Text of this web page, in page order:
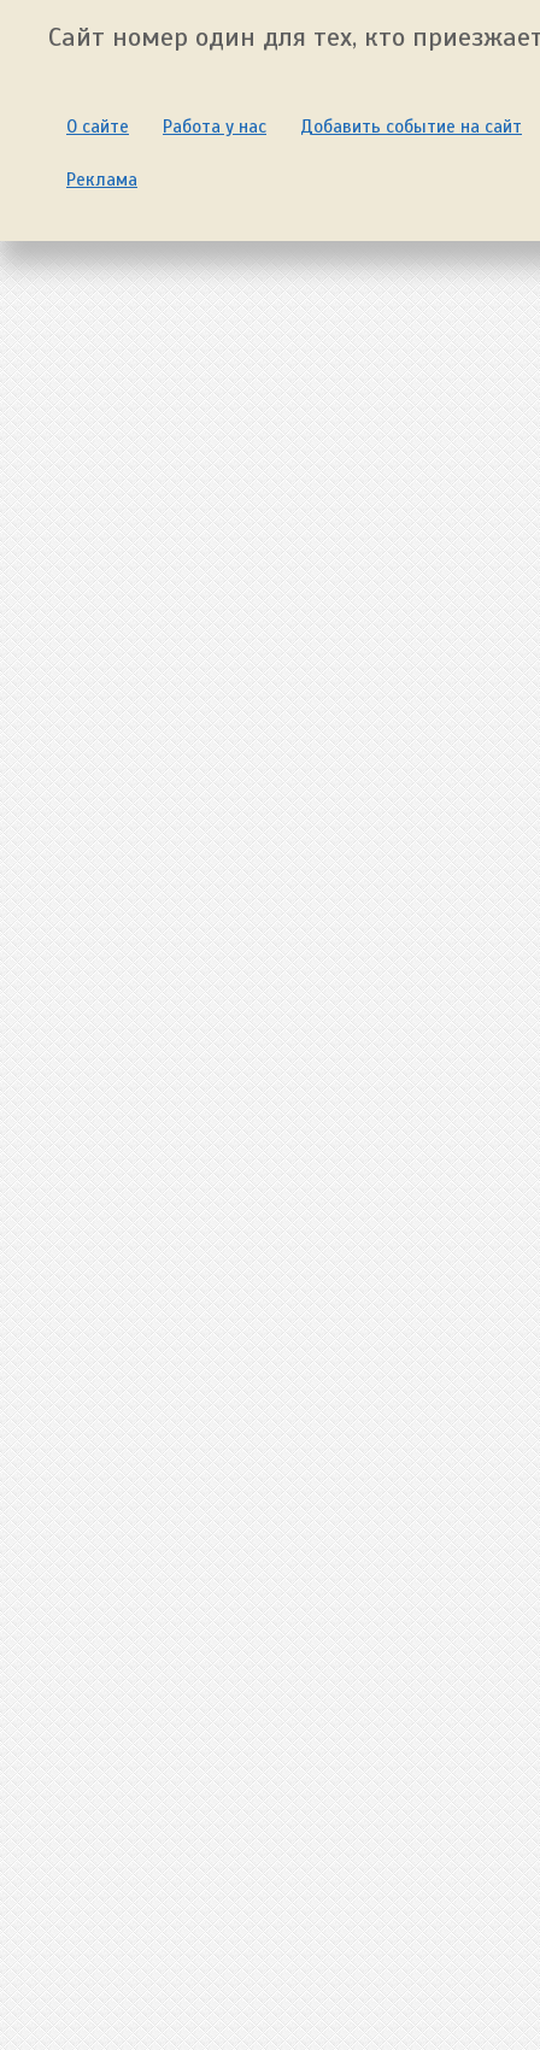
Сайт номер один для тех, кто
О сайте Работа у нас Добавить событие на сайт
Реклама